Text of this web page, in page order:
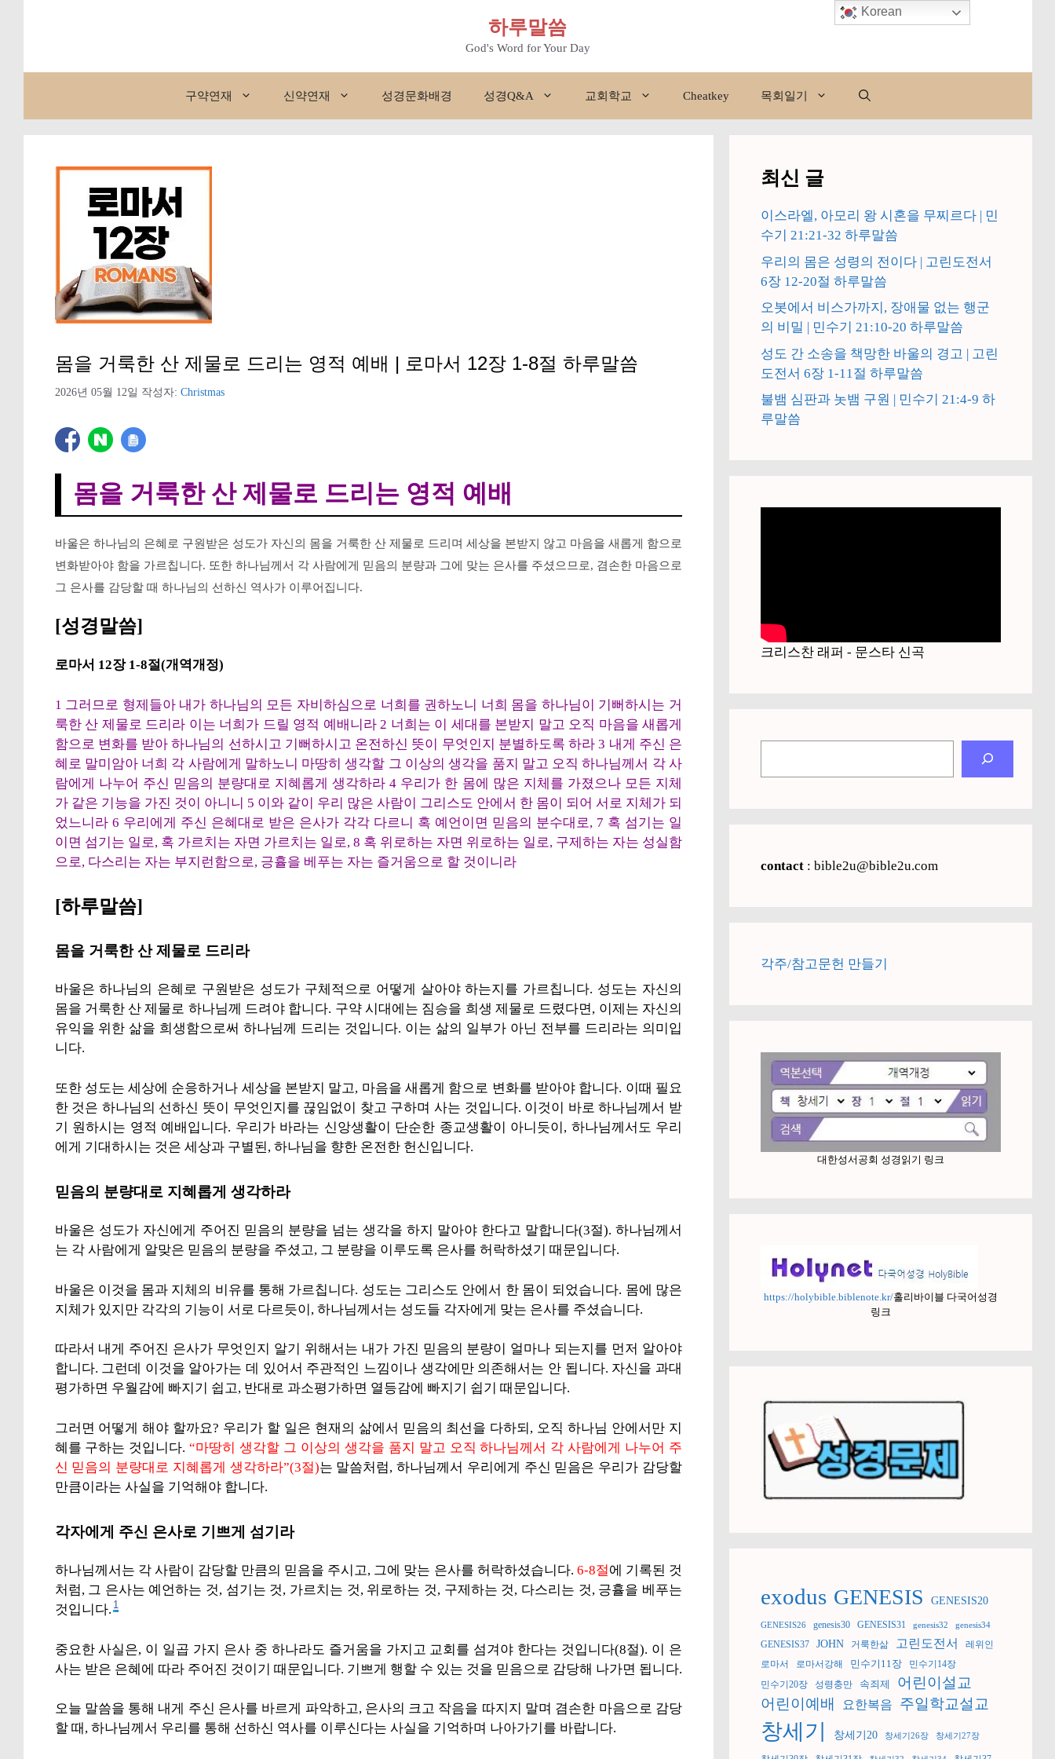
하루말씀
God's Word for Your Day
구약연재 신약연재 성경문화배경 성경Q&A 교회학교 Cheatkey 목회일기
몸을 거룩한 산 제물로 드리는 영적 예배 | 로마서 12장 1-8절 하루말씀
2026년 05월 12일 작성자: Christmas
몸을 거룩한 산 제물로 드리는 영적 예배
바울은 하나님의 은혜로 구원받은 성도가 자신의 몸을 거룩한 산 제물로 드리며 세상을 본받지 않고 마음을 새롭게 함으로
변화받아야 함을 가르칩니다. 또한 하나님께서 각 사람에게 믿음의 분량과 그에 맞는 은사를 주셨으므로, 겸손한 마음으로
그 은사를 감당할 때 하나님의 선하신 역사가 이루어집니다.
[성경말씀]
로마서 12장 1-8절(개역개정)
1 그러므로 형제들아 내가 하나님의 모든 자비하심으로 너희를 권하노니 너희 몸을 하나님이 기뻐하시는 거
룩한 산 제물로 드리라 이는 너희가 드릴 영적 예배니라 2 너희는 이 세대를 본받지 말고 오직 마음을 새롭게
함으로 변화를 받아 하나님의 선하시고 기뻐하시고 온전하신 뜻이 무엇인지 분별하도록 하라 3 내게 주신 은
혜로 말미암아 너희 각 사람에게 말하노니 마땅히 생각할 그 이상의 생각을 품지 말고 오직 하나님께서 각 사
람에게 나누어 주신 믿음의 분량대로 지혜롭게 생각하라 4 우리가 한 몸에 많은 지체를 가졌으나 모든 지체
가 같은 기능을 가진 것이 아니니 5 이와 같이 우리 많은 사람이 그리스도 안에서 한 몸이 되어 서로 지체가 되
었느니라 6 우리에게 주신 은혜대로 받은 은사가 각각 다르니 혹 예언이면 믿음의 분수대로, 7 혹 섬기는 일
이면 섬기는 일로, 혹 가르치는 자면 가르치는 일로, 8 혹 위로하는 자면 위로하는 일로, 구제하는 자는 성실함
으로, 다스리는 자는 부지런함으로, 긍휼을 베푸는 자는 즐거움으로 할 것이니라
[하루말씀]
몸을 거룩한 산 제물로 드리라
바울은 하나님의 은혜로 구원받은 성도가 구체적으로 어떻게 살아야 하는지를 가르칩니다. 성도는 자신의
몸을 거룩한 산 제물로 하나님께 드려야 합니다. 구약 시대에는 짐승을 희생 제물로 드렸다면, 이제는 자신의
유익을 위한 삶을 희생함으로써 하나님께 드리는 것입니다. 이는 삶의 일부가 아닌 전부를 드리라는 의미입
니다.
또한 성도는 세상에 순응하거나 세상을 본받지 말고, 마음을 새롭게 함으로 변화를 받아야 합니다. 이때 필요
한 것은 하나님의 선하신 뜻이 무엇인지를 끊임없이 찾고 구하며 사는 것입니다. 이것이 바로 하나님께서 받
기 원하시는 영적 예배입니다. 우리가 바라는 신앙생활이 단순한 종교생활이 아니듯이, 하나님께서도 우리
에게 기대하시는 것은 세상과 구별된, 하나님을 향한 온전한 헌신입니다.
믿음의 분량대로 지혜롭게 생각하라
바울은 성도가 자신에게 주어진 믿음의 분량을 넘는 생각을 하지 말아야 한다고 말합니다(3절). 하나님께서
는 각 사람에게 알맞은 믿음의 분량을 주셨고, 그 분량을 이루도록 은사를 허락하셨기 때문입니다.
바울은 이것을 몸과 지체의 비유를 통해 가르칩니다. 성도는 그리스도 안에서 한 몸이 되었습니다. 몸에 많은
지체가 있지만 각각의 기능이 서로 다르듯이, 하나님께서는 성도들 각자에게 맞는 은사를 주셨습니다.
따라서 내게 주어진 은사가 무엇인지 알기 위해서는 내가 가진 믿음의 분량이 얼마나 되는지를 먼저 알아야
합니다. 그런데 이것을 알아가는 데 있어서 주관적인 느낌이나 생각에만 의존해서는 안 됩니다. 자신을 과대
평가하면 우월감에 빠지기 쉽고, 반대로 과소평가하면 열등감에 빠지기 쉽기 때문입니다.
그러면 어떻게 해야 할까요? 우리가 할 일은 현재의 삶에서 믿음의 최선을 다하되, 오직 하나님 안에서만 지
혜를 구하는 것입니다.“마땅히 생각할 그 이상의 생각을 품지 말고 오직 하나님께서 각 사람에게 나누어 주
신 믿음의 분량대로 지혜롭게 생각하라”(3절)는 말씀처럼, 하나님께서 우리에게 주신 믿음은 우리가 감당할
만큼이라는 사실을 기억해야 합니다.
각자에게 주신 은사로 기쁘게 섬기라
하나님께서는 각 사람이 감당할 만큼의 믿음을 주시고, 그에 맞는 은사를 허락하셨습니다. 6-8절에 기록된 것
처럼, 그 은사는 예언하는 것, 섬기는 것, 가르치는 것, 위로하는 것, 구제하는 것, 다스리는 것, 긍휼을 베푸는
것입니다. 1
중요한 사실은, 이 일곱 가지 은사 중 하나라도 즐거움을 가지고 교회를 섬겨야 한다는 것입니다(8절). 이 은
사는 받은 은혜에 따라 주어진 것이기 때문입니다. 기쁘게 행할 수 있는 것을 믿음으로 감당해 나가면 됩니다.
오늘 말씀을 통해 내게 주신 은사를 바르게 파악하고, 은사의 크고 작음을 따지지 말며 겸손한 마음으로 감당
할 때, 하나님께서 우리를 통해 선하신 역사를 이루신다는 사실을 기억하며 나아가기를 바랍니다.
최신 글
이스라엘, 아모리 왕 시혼을 무찌르다 | 민
수기 21:21-32 하루말씀
우리의 몸은 성령의 전이다 | 고린도전서
6장 12-20절 하루말씀
오봇에서 비스가까지, 장애물 없는 행군
의 비밀 | 민수기 21:10-20 하루말씀
성도 간 소송을 책망한 바울의 경고 | 고린
도전서 6장 1-11절 하루말씀
불뱀 심판과 놋뱀 구원 | 민수기 21:4-9 하
루말씀
크리스찬 래퍼 - 문스타 신곡
contact : bible2u@bible2u.com
각주/참고문헌 만들기
대한성서공회 성경읽기 링크
https://holybible.biblenote.kr/홀리바이블 다국어성경
링크
exodus GENESIS GENESIS20
GENESIS26 genesis30 GENESIS31 genesis32 genesis34
GENESIS37 JOHN 거룩한삶 고린도전서
레위인
로마서
로마서강해 민수기11장
민수기14장
민수기20장
성령충만 속죄제
어린이설교
어린이예배
요한복음 주일학교설교
창세기 창세기20 창세기26장 창세기27장
Korean